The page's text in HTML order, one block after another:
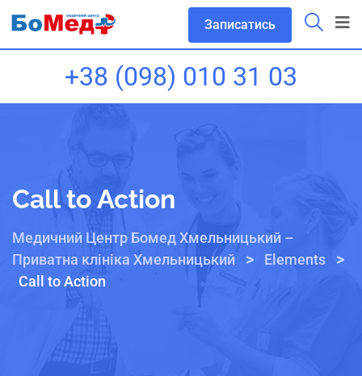
Записатись
+38 (098) 010 31 03
Call to Action
Медичний Центр Бомед Хмельницький –
Приватна клініка Хмельницький
> Elements >
Call to Action